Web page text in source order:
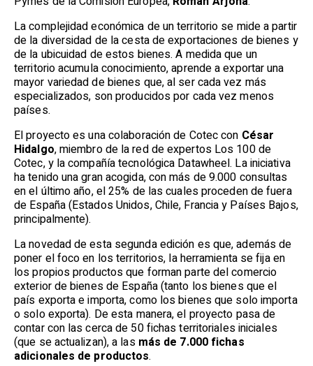
La complejidad económica de un territorio se mide a partir
de la diversidad de la cesta de exportaciones de bienes y
de la ubicuidad de estos bienes. A medida que un
territorio acumula conocimiento, aprende a exportar una
mayor variedad de bienes que, al ser cada vez más
especializados, son producidos por cada vez menos
países.
El proyecto es una colaboración de Cotec con César
Hidalgo, miembro de la red de expertos Los 100 de
Cotec, y la compañía tecnológica Datawheel. La iniciativa
ha tenido una gran acogida, con más de 9.000 consultas
en el último año, el 25% de las cuales proceden de fuera
de España (Estados Unidos, Chile, Francia y Países Bajos,
principalmente).
La novedad de esta segunda edición es que, además de
poner el foco en los territorios, la herramienta se fija en
los propios productos que forman parte del comercio
exterior de bienes de España (tanto los bienes que el
país exporta e importa, como los bienes que solo importa
o solo exporta). De esta manera, el proyecto pasa de
contar con las cerca de 50 fichas territoriales iniciales
(que se actualizan), a las más de 7.000 fichas
adicionales de productos.